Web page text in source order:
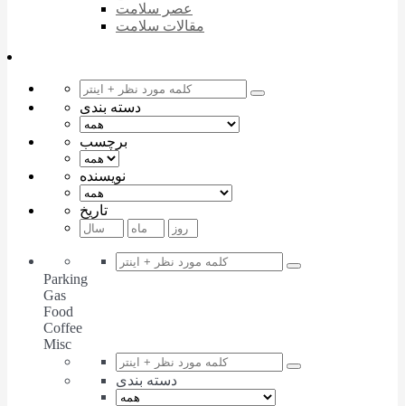
عصر سلامت
مقالات سلامت
دسته بندی
برچسب
نویسنده
تاریخ
Parking
Gas
Food
Coffee
Misc
دسته بندی